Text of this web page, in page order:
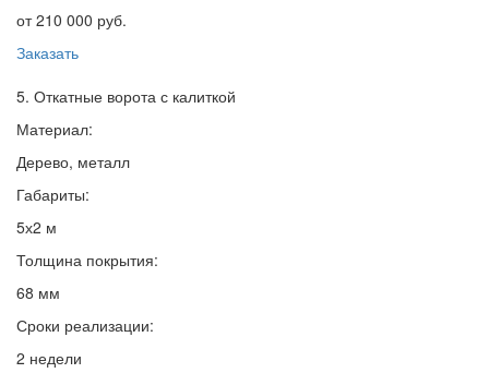
от 210 000 руб.
Заказать
5. Откатные ворота с калиткой
Материал:
Дерево, металл
Габариты:
5х2 м
Толщина покрытия:
68 мм
Сроки реализации:
2 недели